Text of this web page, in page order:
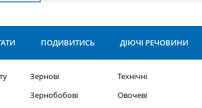
ПОДИВИТИСЬ ДІЮЧІ РЕЧОВИНИ
Зернові
Зернобобові
Технічні
Овочеві